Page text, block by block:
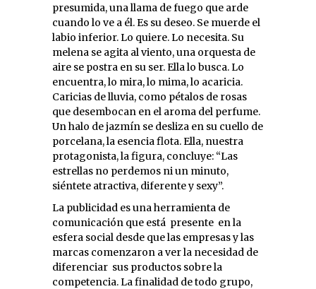
presumida, una llama de fuego que arde
cuando lo ve a él. Es su deseo. Se muerde el
labio inferior. Lo quiere. Lo necesita. Su
melena se agita al viento, una orquesta de
aire se postra en su ser. Ella lo busca. Lo
encuentra, lo mira, lo mima, lo acaricia.
Caricias de lluvia, como pétalos de rosas
que desembocan en el aroma del perfume.
Un halo de jazmín se desliza en su cuello de
porcelana, la esencia flota. Ella, nuestra
protagonista, la figura, concluye: “Las
estrellas no perdemos ni un minuto,
siéntete atractiva, diferente y sexy”.
La publicidad es una herramienta de
comunicación que está presente en la
esfera social desde que las empresas y las
marcas comenzaron a ver la necesidad de
diferenciar sus productos sobre la
competencia. La finalidad de todo grupo,